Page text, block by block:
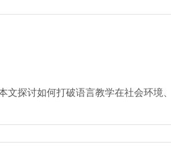
文探讨如何打破语言教学在社会环境